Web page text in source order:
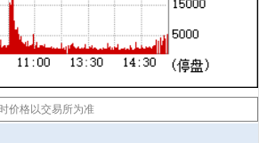
价格以交易所为准